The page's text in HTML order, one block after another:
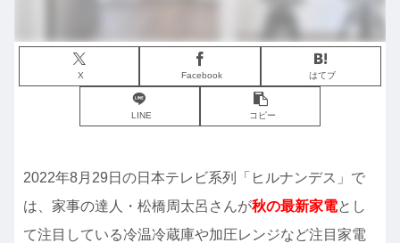
X Facebook はてブ
LINE コピー
2022年8月29日の日本テレビ系列「ヒルナンデス」で
は、家事の達人・松橋周太呂さんが秋の最新家電とし
て注目している冷温冷蔵庫や加圧レンジなど注目家電